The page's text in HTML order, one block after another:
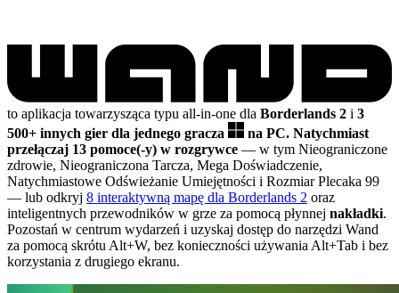
to aplikacja towarzysząca typu all-in-one dla Borderlands 2 i 3
500+ innych gier dla jednego gracza
na PC. Natychmiast
przełączaj 13 pomoce(-y) w rozgrywce — w tym Nieograniczone
zdrowie, Nieograniczona Tarcza, Mega Doświadczenie,
Natychmiastowe Odświeżanie Umiejętności i Rozmiar Plecaka 99
— lub odkryj 8 interaktywną mapę dla Borderlands 2 oraz
inteligentnych przewodników w grze za pomocą płynnej nakładki.
Pozostań w centrum wydarzeń i uzyskaj dostęp do narzędzi Wand
za pomocą skrótu Alt+W, bez konieczności używania Alt+Tab i bez
korzystania z drugiego ekranu.